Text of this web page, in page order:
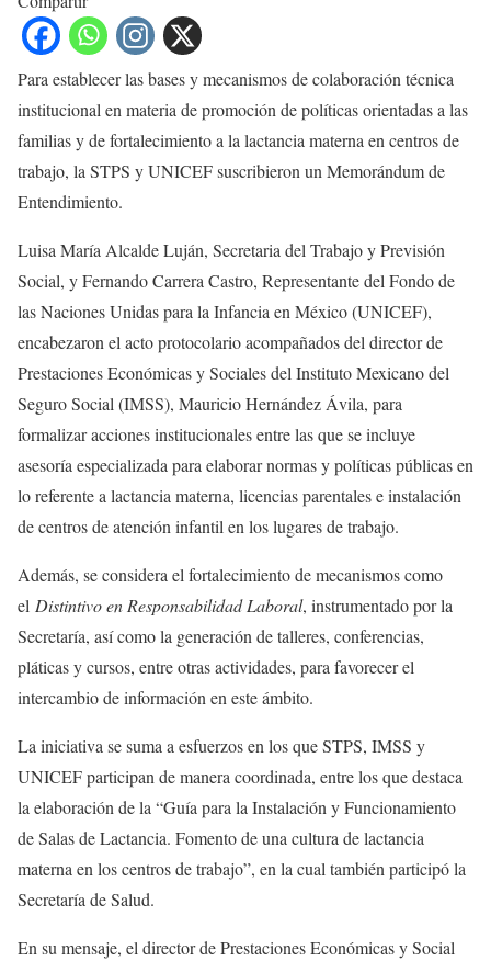
Para establecer las bases y mecanismos de colaboración técnica
institucional en materia de promoción de políticas orientadas a las
familias y de fortalecimiento a la lactancia materna en centros de
trabajo, la STPS y UNICEF suscribieron un Memorándum de
Entendimiento.
Luisa María Alcalde Luján, Secretaria del Trabajo y Previsión
Social, y Fernando Carrera Castro, Representante del Fondo de
las Naciones Unidas para la Infancia en México (UNICEF),
encabezaron el acto protocolario acompañados del director de
Prestaciones Económicas y Sociales del Instituto Mexicano del
Seguro Social (IMSS), Mauricio Hernández Ávila, para
formalizar acciones institucionales entre las que se incluye
asesoría especializada para elaborar normas y políticas públicas en
lo referente a lactancia materna, licencias parentales e instalación
de centros de atención infantil en los lugares de trabajo.
Además, se considera el fortalecimiento de mecanismos como
el Distintivo en Responsabilidad Laboral, instrumentado por la
Secretaría, así como la generación de talleres, conferencias,
pláticas y cursos, entre otras actividades, para favorecer el
intercambio de información en este ámbito.
La iniciativa se suma a esfuerzos en los que STPS, IMSS y
UNICEF participan de manera coordinada, entre los que destaca
la elaboración de la “Guía para la Instalación y Funcionamiento
de Salas de Lactancia. Fomento de una cultura de lactancia
materna en los centros de trabajo”, en la cual también participó la
Secretaría de Salud.
En su mensaje, el director de Prestaciones Económicas y Social